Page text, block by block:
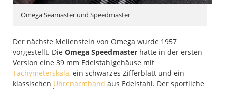
Omega Seamaster und Speedmaster
Der nächste Meilenstein von Omega wurde 1957
vorgestellt. Die Omega Speedmaster hatte in der ersten
Version eine 39 mm Edelstahlgehäuse mit
Tachymeterskala, ein schwarzes Zifferblatt und ein
klassischen Uhrenarmband aus Edelstahl. Der sportliche